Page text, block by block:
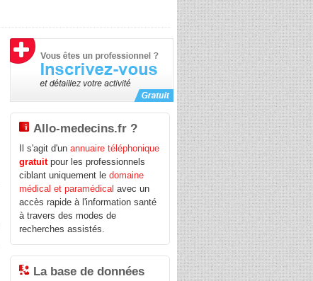
Allo-medecins.fr ?
Il s'agit d'unannuaire téléphonique
gratuitpour les professionnels
ciblant uniquement ledomaine
médical et paramédical avec un
accès rapide à l'information santé
à travers des modes de
recherches assistés.
La base de données